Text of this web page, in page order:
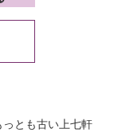
っとも古い上七軒